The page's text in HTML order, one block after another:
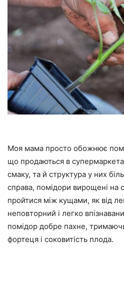
Моя мама просто обожнює
що продаються в
смаку, та й структура у них
справа, помідори вирощені на
пройтися між кущами, як від
неповторний і легко
помідор добре пахне,
фортеця і соковитість плода.